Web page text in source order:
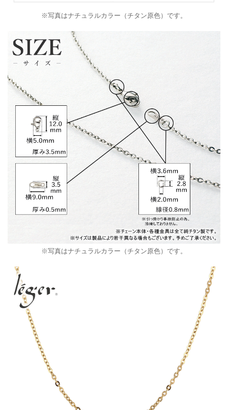
※写真はナチュラルカラー（チタン原色）です。
※写真はナチュラルカラー（チタン原色）です。